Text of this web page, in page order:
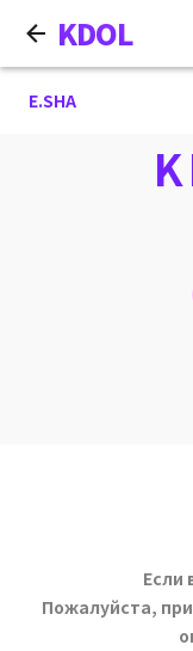
KDOL
E.SHA
Если
Пожалуйста,